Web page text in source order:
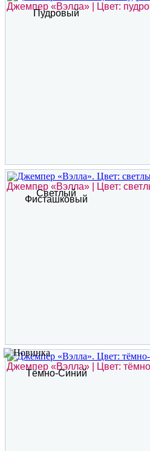
Джемпер «Вэлла» | Цвет:
Пудровый
Джемпер «Вэлла» | Цвет:
Светлый
Фисташковый
Джемпер «Вэлла» | Цвет:
Тёмно-Синий